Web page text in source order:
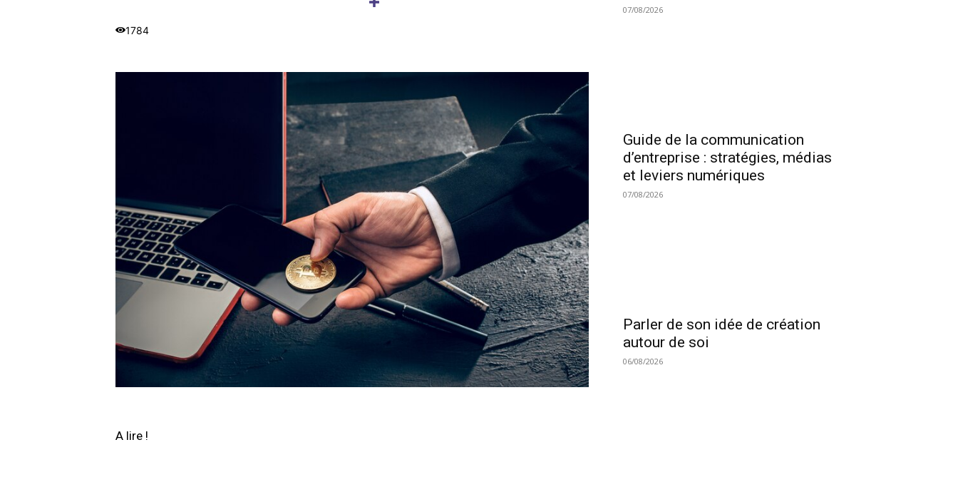
1784
A lire !
07/08/2026
Guide de la communication
d’entreprise : stratégies, médias
et leviers numériques
07/08/2026
Parler de son idée de création
autour de soi
06/08/2026